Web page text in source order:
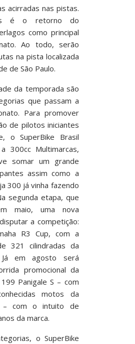
acirradas nas pistas.
é o retorno do
como principal
Ao todo, serão
na pista localizada
de São Paulo.
da temporada são
que passam a
Para promover
de pilotos iniciantes
o SuperBike Brasil
300cc Multimarcas,
somar um grande
assim como a
300 já vinha fazendo
segunda etapa, que
maio, uma nova
a competição:
R3 Cup, com a
321 cilindradas da
Já em agosto será
promocional da
Panigale S – com
motos da
– com o intuito de
da marca.
o SuperBike